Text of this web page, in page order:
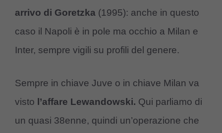
arrivo di Goretzka (1995): anche in questo
caso il Napoli è in pole ma occhio a Milan e
Inter, sempre vigili su profili del genere.
Sempre in chiave Juve o in chiave Milan va
visto l’affare Lewandowski. Qui parliamo di
un quasi 38enne, quindi un’operazione che